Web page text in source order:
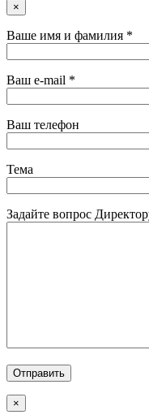
×
Ваше имя и фамилия *
Ваш e-mail *
Ваш телефон
Тема
Задайте вопрос
×